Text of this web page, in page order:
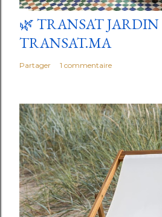
🌿 TRANSAT
TRANSAT.MA
Partager 1 commentaire